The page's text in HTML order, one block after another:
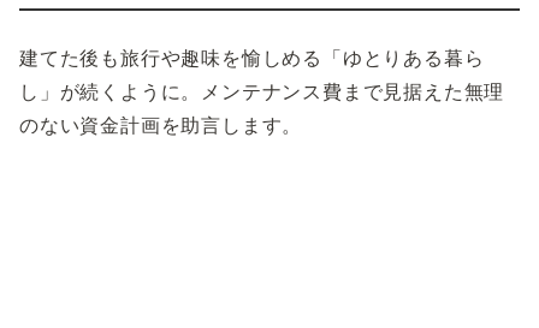
建てた後も旅行や趣味を愉しめる「ゆとりある暮ら
し」が続くように。メンテナンス費まで見据えた無理
のない資金計画を助言します。